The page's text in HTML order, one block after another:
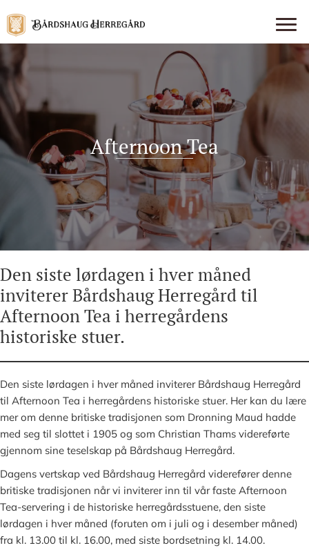
Afternoon Tea
Den siste lørdagen i hver måned
inviterer Bårdshaug Herregård til
Afternoon Tea i herregårdens
historiske stuer.
Den siste lørdagen i hver måned inviterer Bårdshaug Herregård
til Afternoon Tea i herregårdens historiske stuer. Her kan du lære
mer om denne britiske tradisjonen som Dronning Maud hadde
med seg til slottet i 1905 og som Christian Thams videreførte
gjennom sine teselskap på Bårdshaug Herregård.
Dagens vertskap ved Bårdshaug Herregård viderefører denne
britiske tradisjonen når vi inviterer inn til vår faste Afternoon
Tea-servering i de historiske herregårdsstuene, den siste
lørdagen i hver måned (foruten om i juli og i desember måned)
fra kl. 13.00 til kl. 16.00, med siste bordsetning kl. 14.00.